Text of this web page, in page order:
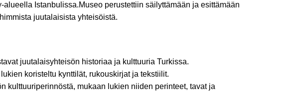
Istanbulissa.Museo perustettiin säilyttämään ja esittämään
juutalaisista yhteisöistä.
juutalaisyhteisön historiaa ja kulttuuria Turkissa.
koristeltu kynttilät, rukouskirjat ja tekstiilit.
kulttuuriperinnöstä, mukaan lukien niiden perinteet, tavat ja